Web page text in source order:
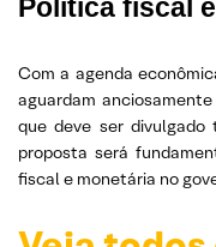
Política fiscal
Com a agenda
aguardam
que deve ser divulgado
proposta será
fiscal e monetária no